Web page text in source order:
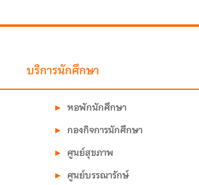
บริการนักศึกษา
หอพักนักศึกษา
กองกิจการนักศึกษา
ศูนย์สุขภาพ
ศูนย์บรรณารักษ์